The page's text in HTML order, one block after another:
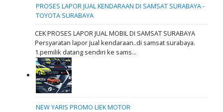
PROSES LAPOR JUAL KENDARAAN DI SAMSAT SURABAYA -
TOYOTA SURABAYA
CEK PROSES LAPOR JUAL MOBIL DI SAMSAT SURABAYA
Persyaratan lapor jual kendaraan..di samsat surabaya.
1.pemilik datang sendiri ke sams...
NEW YARIS PROMO LIEK MOTOR